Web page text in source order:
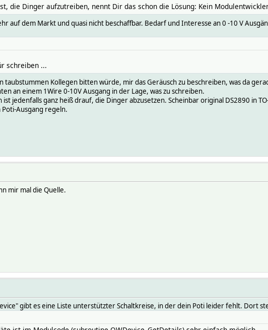
die Dinger aufzutreiben, nennt Dir das schon die Lösung: Kein
auf dem Markt und quasi nicht beschaffbar. Bedarf und Interesse an 0 -10 V
schreiben ...
taubstummen Kollegen bitten würde, mir das Geräusch zu beschreiben, was da
an einem 1Wire 0-10V Ausgang in der Lage, was zu schreiben.
jedenfalls ganz heiß drauf, die Dinger abzusetzen. Scheinbar original DS2890 in
Ausgang regeln.
mir mal die Quelle.
gibt es eine Liste unterstützter Schaltkreise, in der dein Poti leider fehlt. Dort